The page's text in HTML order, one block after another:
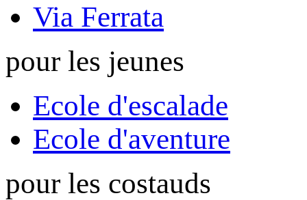
Via Ferrata
pour les jeunes
Ecole d'escalade
Ecole d'aventure
pour les costauds